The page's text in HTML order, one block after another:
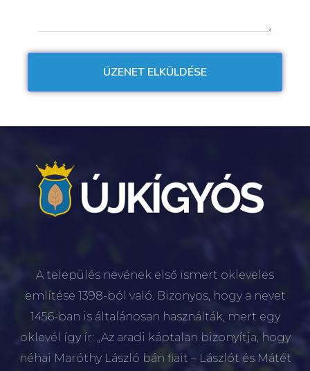
A település nevének első ismert okleveles
említése 1398-ból való. Bizonyos, hogy a nevet
1456-ban is általánosan használták, mert egy
oklevél így ír: „Az aradi káptalan bizonyítja, hogy
néhai Maróthy László bán fiait – Lászlót és Mátét